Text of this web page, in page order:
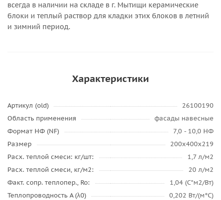
всегда в наличии на складе в г. Мытищи керамические
блоки и теплый раствор для кладки этих блоков в летний
и зимний период.
Характеристики
Артикул (old)
26100190
Область применения
фасады навесные
Формат НФ (NF)
7,0 - 10,0 НФ
Размер
200x400x219
Расх. теплой смеси: кг/шт:
1,7 л/м2
Расх. теплой смеси, кг/м2:
20 л/м2
Факт. сопр. теплопер., Ro:
1,04 (С*м2/Вт)
Теплопроводность А (λ0)
0,202 Вт/(м°C)